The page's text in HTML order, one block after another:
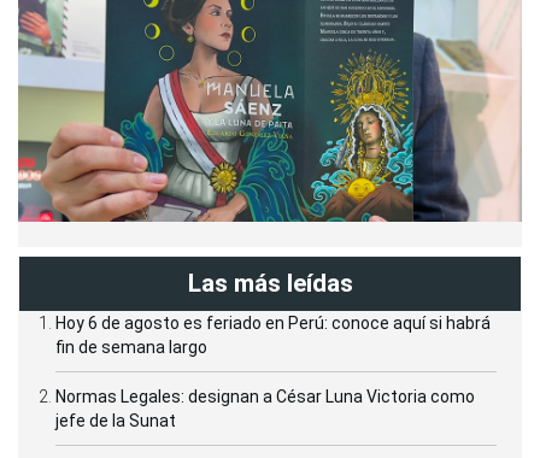
Las más leídas
Hoy 6 de agosto es feriado en Perú: conoce aquí si habrá
fin de semana largo
Normas Legales: designan a César Luna Victoria como
jefe de la Sunat